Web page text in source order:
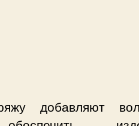
добавляют